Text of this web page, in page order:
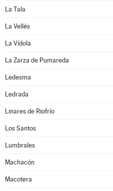
La Tala
La Vellés
La Vídola
La Zarza de Pumareda
Ledesma
Ledrada
Linares de Riofrío
Los Santos
Lumbrales
Machacón
Macotera